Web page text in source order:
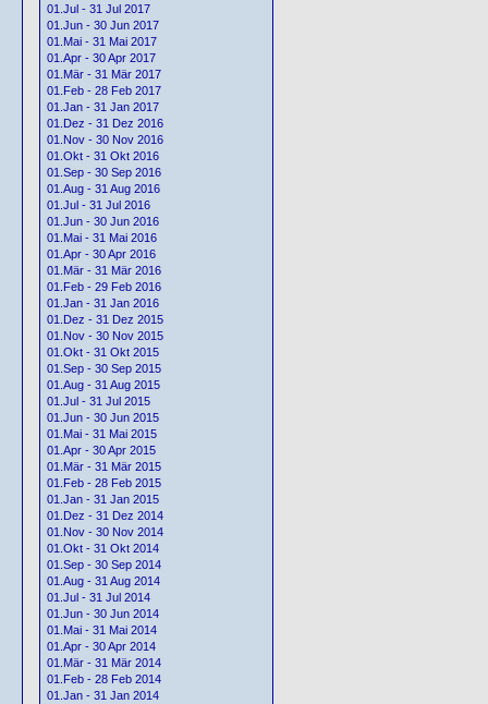
01.Jul - 31 Jul 2017
01.Jun - 30 Jun 2017
01.Mai - 31 Mai 2017
01.Apr - 30 Apr 2017
01.Mär - 31 Mär 2017
01.Feb - 28 Feb 2017
01.Jan - 31 Jan 2017
01.Dez - 31 Dez 2016
01.Nov - 30 Nov 2016
01.Okt - 31 Okt 2016
01.Sep - 30 Sep 2016
01.Aug - 31 Aug 2016
01.Jul - 31 Jul 2016
01.Jun - 30 Jun 2016
01.Mai - 31 Mai 2016
01.Apr - 30 Apr 2016
01.Mär - 31 Mär 2016
01.Feb - 29 Feb 2016
01.Jan - 31 Jan 2016
01.Dez - 31 Dez 2015
01.Nov - 30 Nov 2015
01.Okt - 31 Okt 2015
01.Sep - 30 Sep 2015
01.Aug - 31 Aug 2015
01.Jul - 31 Jul 2015
01.Jun - 30 Jun 2015
01.Mai - 31 Mai 2015
01.Apr - 30 Apr 2015
01.Mär - 31 Mär 2015
01.Feb - 28 Feb 2015
01.Jan - 31 Jan 2015
01.Dez - 31 Dez 2014
01.Nov - 30 Nov 2014
01.Okt - 31 Okt 2014
01.Sep - 30 Sep 2014
01.Aug - 31 Aug 2014
01.Jul - 31 Jul 2014
01.Jun - 30 Jun 2014
01.Mai - 31 Mai 2014
01.Apr - 30 Apr 2014
01.Mär - 31 Mär 2014
01.Feb - 28 Feb 2014
01.Jan - 31 Jan 2014